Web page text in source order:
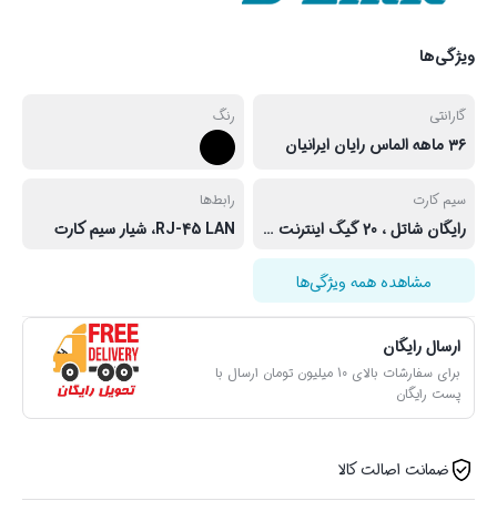
ویژگی‌ها
گارانتی
۳۶ ماهه الماس رایان ایرانیان
رنگ
سیم کارت
رایگان شاتل ، 20 گیگ اینترنت و اشتراک نماوا رایگان
رابط‌ها
RJ-45 LAN، شیار سیم کارت
مشاهده همه ویژگی‌ها
ارسال رایگان
برای سفارشات بالای 10 میلیون تومان ارسال با
پست رایگان
ضمانت اصالت کالا